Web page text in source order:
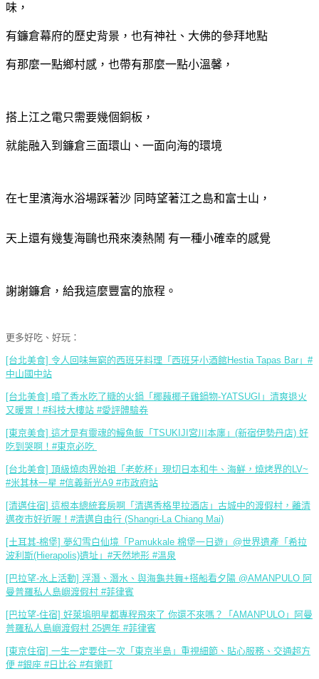
味，
有鐮倉幕府的歷史背景，也有神社、大佛的參拜地點
有那麼一點鄉村感， 也帶有那麼一點小溫馨，
搭上江之電只需要幾個銅板，
就能融入到鐮倉三面環山、一面向海的環境
在七里濱海水浴場踩著沙 同時望著江之島和富士山，
天上還有幾隻海鷗也飛來湊熱鬧 有一種小確幸的感覺
謝謝鐮倉，給我這麼豐富的旅程。
更多好吃、好玩：
[台北美食] 令人回味無窮的西班牙料理「西班牙小酒館Hestia Tapas Bar」#
中山國中站
[台北美食] 噴了香水吃了糖的火鍋「椰蘶椰子雞鍋物-YATSUGI」清爽退火
又暖胃！#科技大樓站 #愛評體驗券
[東京美食] 這才是有靈魂的鰻魚飯「TSUKIJI宮川本廛」(新宿伊勢丹店) 好
吃到哭啊！#東京必吃
[台北美食] 頂級燒肉界始祖「老乾杯」現切日本和牛、海鮮，燒烤界的LV~
#米其林一星 #信義新光A9 #市政府站
[清邁住宿] 這根本總統套房啊「清邁香格里拉酒店」古城中的渡假村，離清
邁夜市好近喔！#清邁自由行 (Shangri-La Chiang Mai)
[土耳其-棉堡] 夢幻雪白仙境「Pamukkale 棉堡一日遊」@世界遺產「希拉
波利斯(Hierapolis)遺址」#天然地形 #溫泉
[巴拉望-水上活動] 浮潛、潛水、與海龜共舞+搭船看夕陽 @AMANPULO 阿
曼普羅私人島嶼渡假村 #菲律賓
[巴拉望-住宿] 好萊塢明星都專程飛來了 你還不來嗎？「AMANPULO」阿曼
普羅私人島嶼渡假村 25週年 #菲律賓
[東京住宿] 一生一定要住一次「東京半島」重視細節、貼心服務、交通超方
便 #銀座 #日比谷 #有樂町